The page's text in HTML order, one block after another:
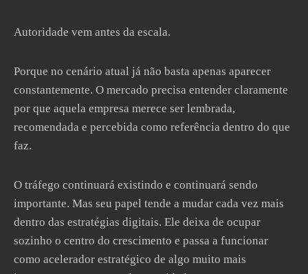
Autoridade vem antes da escala.
Porque no cenário atual já não basta apenas aparecer
constantemente. O mercado precisa entender claramente
por que aquela empresa merece ser lembrada,
recomendada e percebida como referência dentro do que
faz.
O tráfego continuará existindo e continuará sendo
importante. Mas seu papel tende a mudar cada vez mais
dentro das estratégias digitais. Ele deixa de ocupar
sozinho o centro do crescimento e passa a funcionar
como acelerador estratégico de algo muito mais